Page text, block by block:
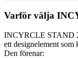
Varför välja
INCYRCLE STAND
ett designelement
Den förenar: